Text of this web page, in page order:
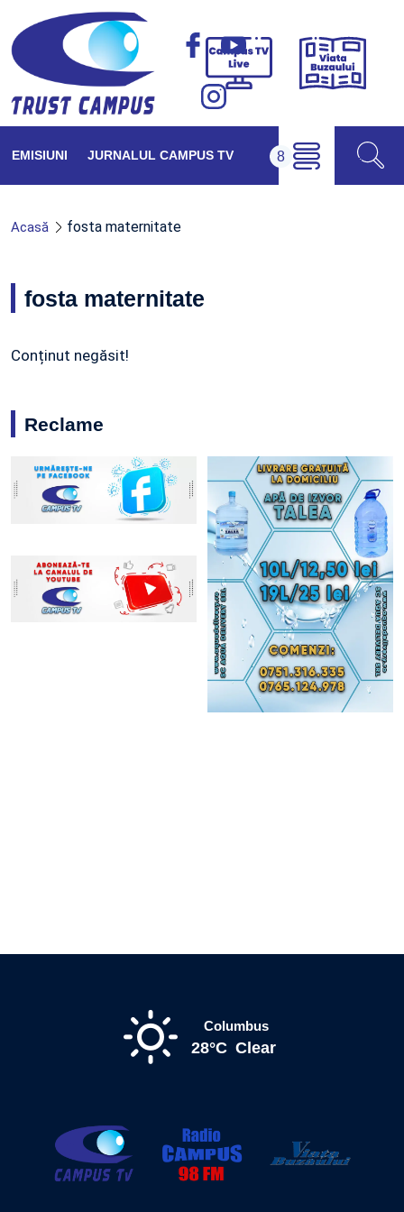
Campus
Viața
EMISIUNI JURNALUL CAMPUS TV
Acasă fosta maternitate
fosta maternitate
Conținut negăsit!
Reclame
Columbus
28°C Clear